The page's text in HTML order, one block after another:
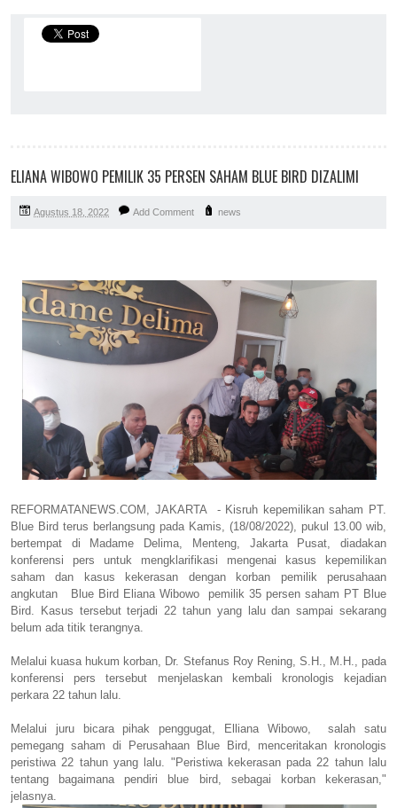
ELIANA WIBOWO PEMILIK 35 PERSEN SAHAM BLUE BIRD DIZALIMI
Agustus 18, 2022 Add Comment news
REFORMATANEWS.COM, JAKARTA - Kisruh kepemilikan saham PT.
Blue Bird terus berlangsung pada Kamis, (18/08/2022), pukul 13.00 wib,
bertempat di Madame Delima, Menteng, Jakarta Pusat, diadakan
konferensi pers untuk mengklarifikasi mengenai kasus kepemilikan
saham dan kasus kekerasan dengan korban pemilik perusahaan
angkutan Blue Bird Eliana Wibowo pemilik 35 persen saham PT Blue
Bird. Kasus tersebut terjadi 22 tahun yang lalu dan sampai sekarang
belum ada titik terangnya.
Melalui kuasa hukum korban, Dr. Stefanus Roy Rening, S.H., M.H., pada
konferensi pers tersebut menjelaskan kembali kronologis kejadian
perkara 22 tahun lalu.
Melalui juru bicara pihak penggugat, Elliana Wibowo, salah satu
pemegang saham di Perusahaan Blue Bird, menceritakan kronologis
peristiwa 22 tahun yang lalu. "Peristiwa kekerasan pada 22 tahun lalu
tentang bagaimana pendiri blue bird, sebagai korban kekerasan,"
jelasnya.